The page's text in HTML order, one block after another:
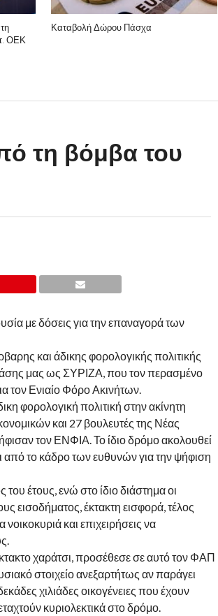
ΟΕΚ
Καταβολή Δώρου Πάσχα
τη βόμβα του
με δόσεις για την επαναγορά των
και άδικης φορολογικής πολιτικής
μας ως ΣΥΡΙΖΑ, που τον περασμένο
τον Ενιαίο Φόρο Ακινήτων.
φορολογική πολιτική στην ακίνητη
και 27 βουλευτές της Νέας
τον ΕΝΦΙΑ. Το ίδιο δρόμο ακολουθεί
από το κάδρο των ευθυνών για την ψήφιση
έτους, ενώ στο ίδιο διάστημα οι
εισοδήματος, έκτακτη εισφορά, τέλος
και επιχειρήσεις να
χαράτσι, προσέθεσε σε αυτό τον ΦΑΠ
στοιχείο ανεξαρτήτως αν παράγει
χιλιάδες οικογένειες που έχουν
κυριολεκτικά στο δρόμο.